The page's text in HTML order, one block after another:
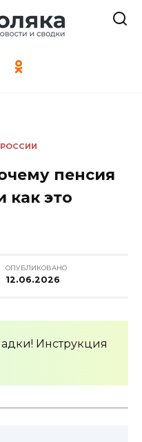
пенсия
как это
ОПУБЛИКОВАНО
12.06.2026
Инструкция